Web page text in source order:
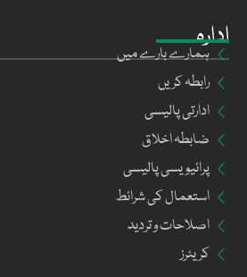
ادارہ
ہمارے بارے میں
رابطہ کریں
ادارتی پالیسی
ضابطہ اخلاق
پرائیویسی پالیسی
استعمال کی شرائط
اصلاحات و تردید
کریئرز